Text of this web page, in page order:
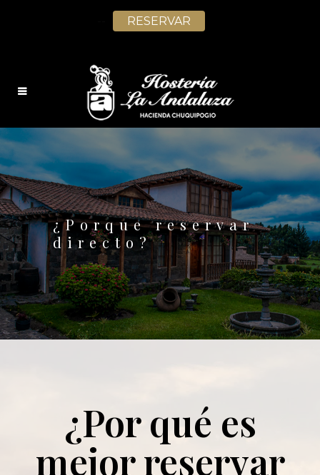
¿Porque reservar
directo?
¿Por qué es
mejor reservar
RESERVAR